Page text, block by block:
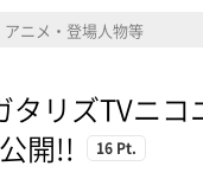
タリズTVニコ
開!!
16 Pt.